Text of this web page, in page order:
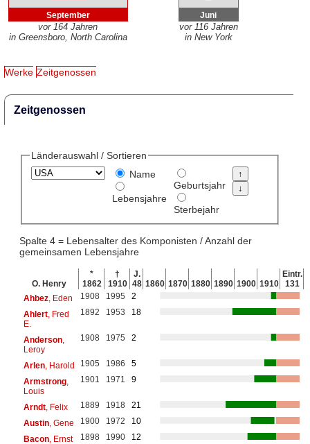
September
vor 164 Jahren
in Greensboro, North Carolina
Juni
vor 116 Jahren
in New York
Werke Zeitgenossen
Zeitgenossen
Länderauswahl / Sortieren
Name
Lebensjahre
Geburtsjahr
Sterbejahr
Spalte 4 = Lebensalter des Komponisten / Anzahl der
gemeinsamen Lebensjahre
O. Henry
*
1862
†
1910
J.
48 1860 1870 1880 1890 1900 1910
Eintr.
131
Ahbez, Eden 1908 1995
2
Ahlert, Fred
E.
1892 1953 18
Anderson,
Leroy
1908 1975 2
Arlen, Harold 1905 1986
5
Armstrong,
Louis
1901 1971 9
Arndt, Felix 1889 1918
21
Austin, Gene 1900 1972
10
Bacon, Ernst 1898 1990
12